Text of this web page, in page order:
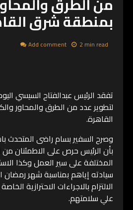
بمنطقة شرق
2 min read
Add comment
تفقد الرئيس عبدالفتاح السيسي
لتطوير عدد من الطرق والمحاور
القاهرة.
وصرح السفير بسام راضى المتحدث
بأن الرئيس حرص على الاطمئنان
المختلفة على سير العمل وكذا
سيادته إياهم بمناسبة شهر
الالتزام بالاجراءات الاحترازية
علي سلامتهم.